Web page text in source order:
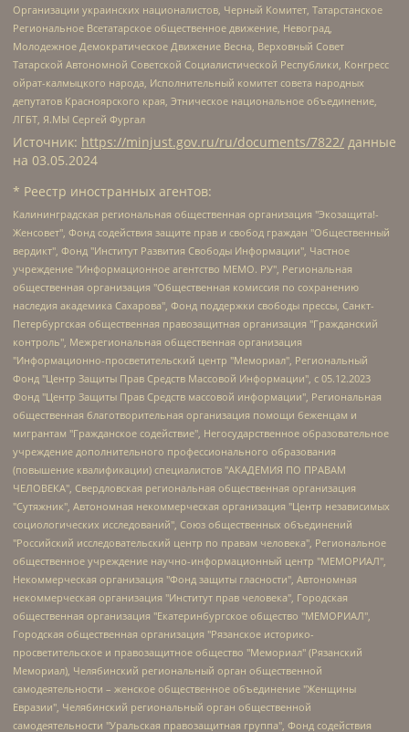
Организации украинских националистов, Черный Комитет, Татарстанское
Региональное Всетатарское общественное движение, Невоград,
Молодежное Демократическое Движение Весна, Верховный Совет
Татарской Автономной Советской Социалистической Республики, Конгресс
ойрат-калмыцкого народа, Исполнительный комитет совета народных
депутатов Красноярского края, Этническое национальное объединение,
ЛГБТ, Я.МЫ Сергей Фургал
Источник: https://minjust.gov.ru/ru/documents/7822/ данные
на 03.05.2024
* Реестр иностранных агентов:
Калининградская региональная общественная организация "Экозащита!-Женсовет", Фонд содействия защите прав и свобод граждан "Общественный вердикт", Фонд "Институт Развития Свободы Информации", Частное учреждение "Информационное агентство МЕМО. РУ", Региональная общественная организация "Общественная комиссия по сохранению наследия академика Сахарова", Фонд поддержки свободы прессы, Санкт-Петербургская общественная правозащитная организация "Гражданский контроль", Межрегиональная общественная организация "Информационно-просветительский центр "Мемориал", Региональный Фонд "Центр Защиты Прав Средств Массовой Информации", с 05.12.2023 Фонд "Центр Защиты Прав Средств массовой информации", Региональная общественная благотворительная организация помощи беженцам и мигрантам "Гражданское содействие", Негосударственное образовательное учреждение дополнительного профессионального образования (повышение квалификации) специалистов "АКАДЕМИЯ ПО ПРАВАМ ЧЕЛОВЕКА", Свердловская региональная общественная организация "Сутяжник", Автономная некоммерческая организация "Центр независимых социологических исследований", Союз общественных объединений "Российский исследовательский центр по правам человека", Региональное общественное учреждение научно-информационный центр "МЕМОРИАЛ", Некоммерческая организация "Фонд защиты гласности", Автономная некоммерческая организация "Институт прав человека", Городская общественная организация "Екатеринбургское общество "МЕМОРИАЛ", Городская общественная организация "Рязанское историко-просветительское и правозащитное общество "Мемориал" (Рязанский Мемориал), Челябинский региональный орган общественной самодеятельности – женское общественное объединение "Женщины Евразии", Челябинский региональный орган общественной самодеятельности "Уральская правозащитная группа", Фонд содействия защите здоровья и социальной справедливости имени Андрея Рылькова, Автономная Некоммерческая Организация "Аналитический Центр Юрия Левады", Автономная некоммерческая организация социальной поддержки населения "Проект Апрель", Региональная общественная организация помощи женщинам и детям, находящимся в кризисной ситуации "Информационно-методический центр "Анна", Фонд содействия развитию массовых коммуникаций и правовому просвещению "Так-так-Так", Фонд содействия устойчивому развитию "Серебряная тайга", Свердловский региональный общественный фонд социальных проектов "Новое время", "Idel.Реалии", Кавказ.Реалии, Крым.Реалии, Телеканал Настоящее Время, Татаро-башкирская служба Радио Свобода (Azatliq Radiosi), Радио Свободная Европа/Радио Свобода (PCE/PC), "Сибирь.Реалии", "Фактограф", Благотворительный фонд помощи осужденным и их семьям, Автономная некоммерческая организация "Институт глобализации и социальных движений", Фонд "В защиту прав заключенных", Частное учреждение "Центр поддержки и содействия развитию средств массовой информации", Пензенский региональный общественный благотворительный фонд "Гражданский союз", "Север.Реалии", Некоммерческая организация Фонд "Правовая инициатива", Общество с ограниченной ответственностью "Радио Свободная Европа/Радио Свобода", Чешское информационное агентство "MEDIUM-ORIENT", Красноярская региональная общественная организация "Мы против СПИДа", Камалягин Денис Николаевич, Маркелов Сергей Евгеньевич, Пономарев Лев Александрович, Савицкая Людмила Алексеевна, Автономная некоммерческая организация "Центр по работе с проблемой насилия "НАСИЛИЮ.НЕТ", Межрегиональный профессиональный союз работников здравоохранения "Альянс врачей", Юридическое лицо, зарегистрированное в Латвийской Республике, SIA "Medusa Project" (регистрационный номер 40103797863, дата регистрации 10.06.2014), Некоммерческая организация "Фонд по борьбе с коррупцией", Автономная некоммерческая организация "Институт права и публичной политики", Баданин Роман Сергеевич, Гликин Максим Александрович, Железнова Мария Михайловна, Лукьянова Юлия Сергеевна, Маетная Елизавета Витальевна, Маняхин Петр Борисович, Чуракова Ольга Владимировна, Ярош Юлия Петровна, Юридическое лицо "The Insider SIA", зарегистрированное в Риге, Латвийская Республика (дата регистрации 26.06.2015), являющееся администратором доменного имени интернет-издания "The Insider SIA", https://theins.ru, Постернак Алексей Евгеньевич, Рубин Михаил Аркадьевич, Анин Роман Александрович, Юридическое лицо Istories fonds, зарегистрированное в Латвийской Республике (регистрационный номер 50008295751, дата регистрации 24.02.2020), Великовский Дмитрий Александрович, Долинина Ирина Николаевна, Мароховская Алеся Алексеевна, Шлейнов Роман Юрьевич, Шмагун Олеся Валентиновна, Общество с ограниченной ответственностью "Альтаир 2021", Общество с ограниченной ответственностью "Вега 2021", Общество с ограниченной ответственностью "Главный редактор 2021", Общество с ограниченной ответственностью "Ромашки монолит", Важенков Артем Валерьевич, Ивановская областная общественная организация "Центр гендерных исследований", Гурман Юрий Альбертович, Медиапроект "ОВД-Инфо", Егоров Владимир Владимирович, Жилинский Владимир Александрович, Общество с ограниченной ответственностью "ЗП", Иванова София Юрьевна, Карезина Инна Павловна, Кильтау Екатерина Викторовна, Петров Алексей Викторович, Пискунов Сергей Евгеньевич, Смирнов Сергей Сергеевич, Тихонов Михаил Сергеевич, Общество с ограниченной ответственностью "ЖУРНАЛИСТ-ИНОСТРАННЫЙ АГЕНТ", Арапова Галина Юрьевна, Вольтская Татьяна Анатольевна, Американская компания "Mason G.E.S. Anonymous Foundation" (США), являющаяся владельцем интернет-издания https://mnews.world/, Компания "Stichting Bellingcat", зарегистрированная в Нидерландах (дата регистрации 11.07.2018), Захаров Андрей Вячеславович, Клепиковская Екатерина Дмитриевна, Общество с ограниченной ответственностью "МЕМО", Перл Роман Александрович, Симонов Евгений Алексеевич, Соловьева Елена Анатольевна, Сотников Даниил Владимирович, Сурначева Елизавета Дмитриевна, Автономная некоммерческая организация по защите прав человека и информированию населения "Якутия – Наше Мнение", Общество с ограниченной ответственностью "Москоу диджитал медиа", с 26.01.2023 Общество с ограниченной ответственностью "Чайка Белые сады", Ветошкина Валерия Валерьевна, Заговора Максим Александрович, Межрегиональное общественное движение "Российская ЛГБТ - сеть", Оленичев Максим Владимирович, Павлов Иван Юрьевич, Скворцова Елена Сергеевна, Общество с ограниченной ответственностью "Как бы инагент", Кочетков Игорь Викторович, Общество с ограниченной ответственностью "Честные выборы", Еланчик Олег Александрович, Общество с ограниченной ответственностью "Нобелевский призыв", Гималова Регина Эмилевна, Григорьев Андрей Валерьевич, Григорьева Алина Александровна, Ассоциация по содействию защите прав призывников, альтернативнослужащих и военнослужащих "Правозащитная группа "Гражданин.Армия.Право", Хисамова Регина Фаритовна, Автономная некоммерческая организация по реализации социально-правовых программ "Лилит", Дальневосточное общественное движение "Маяк", Санкт-Петербургская ЛГБТ-инициативная группа "Выход", Инициативная группа ЛГБТ+ "Реверс", Алексеев Андрей Викторович, Бекбулатова Таисия Львовна, Беляев Иван Михайлович, Владыкина Елена Сергеевна, Гельман Марат Александрович, Никульшина Вероника Юрьевна, Толоконникова Надежда Андреевна, Шендерович Виктор Анатольевич, Общество с ограниченной ответственностью "Данное сообщение", Общество с ограниченной ответственностью Издательский дом "Новая глава", Айнбиндер Александра Александровна, Московский комьюнити-центр для ЛГБТ+инициатив, Благотворительный фонд развития филантропии, Deutsche Welle (Германия, Kurt-Schumacher-Strasse 3, 53113 Bonn), Борзунова Мария Михайловна, Воробьев Виктор Викторович, Голубева Анна Львовна, Константинова Алла Михайловна, Малкова Ирина Владимировна, Мурадов Мурад Абдулгалимович, Осетинская Елизавета Николаевна, Понасенков Евгений Николаевич, Ганапольский Матвей Юрьевич, Киселев Евгений Алексеевич, Борухович Ирина Григорьевна, Дремин Иван Тимофеевич, Дубровский Дмитрий Викторович, Красноярская региональная общественная организация поддержки и развития альтернативных образовательных технологий и межкультурных коммуникаций "ИНТЕРРА", Маяковская Екатерина Алексеевна, Фейгин Марк Захарович, Филимонов Андрей Викторович, Дзугкоева Регина Николаевна, Доброхотов Роман Александрович, Дудь Юрий Александрович, Елкин Сергей Владимирович, Кругликов Кирилл Игоревич, Сабунаева Мария Леонидовна, Семенов Алексей Владимирович, Шаинян Карен Багратович, Шульман Екатерина Михайловна, Асафьев Артур Валерьевич, Вахштайн Виктор Семенович, Венедиктов Алексей Алексеевич, Лушникова Екатерина Евгеньевна, Волков Леонид Михайлович, Невзоров Александр Глебович, Пархоменко Сергей Борисович, Сироткин Ярослав Николаевич, Кара-Мурза Владимир Владимирович, Баранова Наталья Владимировна, Гозман Леонид Яковлевич, Кагарлицкий Борис Юльевич, Климарев Михаил Валерьевич, Милов Владимир Станиславович, Автономная некоммерческая организация Краснодарский центр современного искусства "Типография", Моргенштерн Алишер Тагирович, Соболь Любовь Эдуардовна, Общество с ограниченной ответственностью "ЛИЗА НОРМ", Каспаров Гарри Кимович, Ходорковский Михаил Борисович, Общество с ограниченной ответственностью "Апрельские тезисы", Данилович Ирина Брониславовна, Кашин Олег Владимирович, Петров Николай Владимирович, Пивоваров Алексей Владимирович, Соколов Михаил Владимирович, Цветкова Юлия Владимировна, Чичваркин Евгений Александрович, Комитет против пыток/Команда против пыток, Общество с ограниченной ответственностью "Первый научный", Общество с ограниченной ответственностью "Вертолет и ко", Белоцерковская Вероника Борисовна, Кац Максим Евгеньевич, Лазарева Татьяна Юрьевна, Шаведдинов Руслан Табризович, Яшин Илья Валерьевич, Общество с ограниченной ответственностью "Иноагент ААВ", Алешковский Дмитрий Петрович, Альбац Евгения Марковна, Быков Дмитрий Львович, Галямина Юлия Евгеньевна, Лойко Сергей Леонидович, Мартынов Кирилл Константинович, Медведев Сергей Александрович, Крашенинников Федор Геннадиевич, Гордеева Катерина Вл